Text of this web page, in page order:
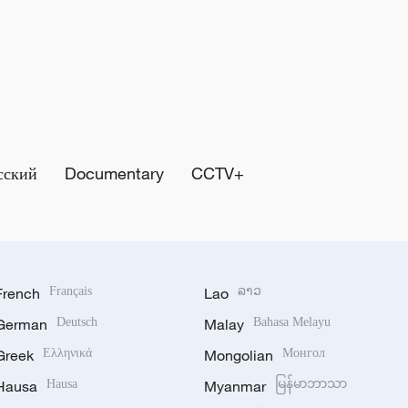
Documentary CCTV+
Français
Deutsch
Ελληνικά
Hausa
Lao ລາວ
Malay Bahasa Melayu
Mongolian Монгол
Myanmar မြန်မာဘာသာ